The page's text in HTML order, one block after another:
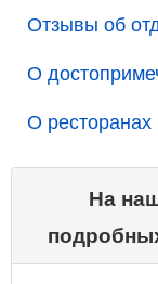
Отзывы об
О
О ресторанах
На